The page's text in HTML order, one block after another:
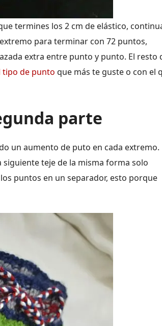
termines los 2 cm de elástico,
para terminar con 72 puntos,
extra entre punto y punto. El resto
tipo de punto que más te guste o con el
parte
un aumento de puto en cada extremo.
teje de la misma forma solo
puntos en un separador, esto porque